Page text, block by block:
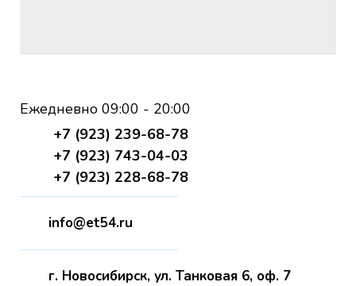
Ежедневно 09:00 - 20:00
+7 (923) 239-68-78
+7 (923) 743-04-03
+7 (923) 228-68-78
info@et54.ru
г. Новосибирск, ул. Танковая 6, оф. 7